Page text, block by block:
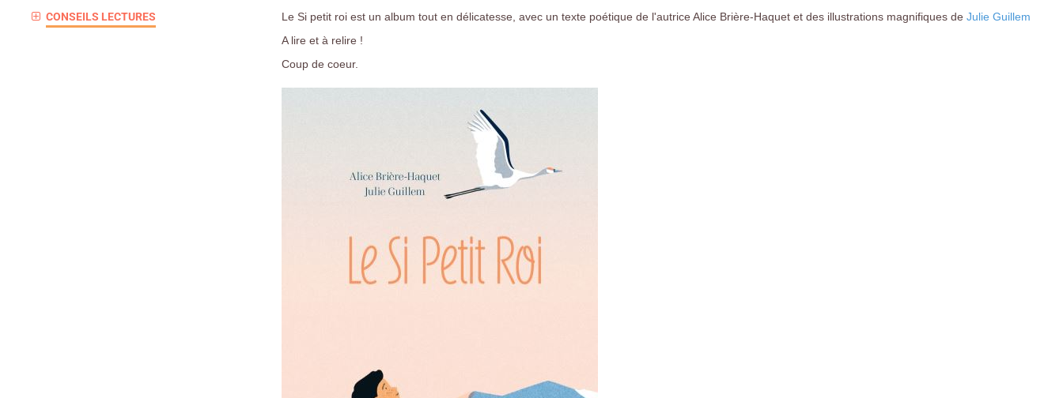
Le Si petit roi est un album tout en délicatesse, avec un texte poétique de l'autrice Alice Brière-Haquet et des illustrations magnifiques de Julie Guillem
A lire et à relire !
Coup de coeur.
CONSEILS LECTURES